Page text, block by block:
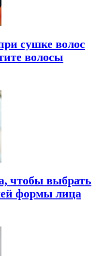
сушке волос
волосы
чтобы выбрать
формы лица